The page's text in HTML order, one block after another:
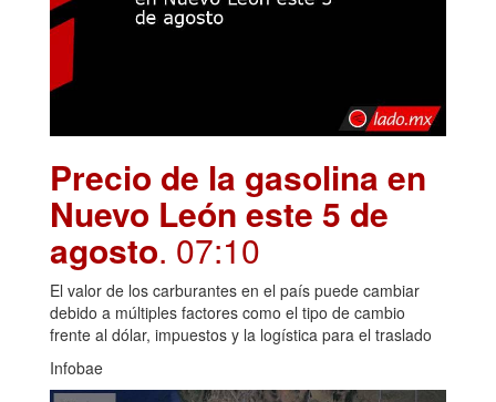
Precio de la gasolina en
Nuevo León este 5 de
agosto. 07:10
El valor de los carburantes en el país puede cambiar
debido a múltiples factores como el tipo de cambio
frente al dólar, impuestos y la logística para el traslado
Infobae